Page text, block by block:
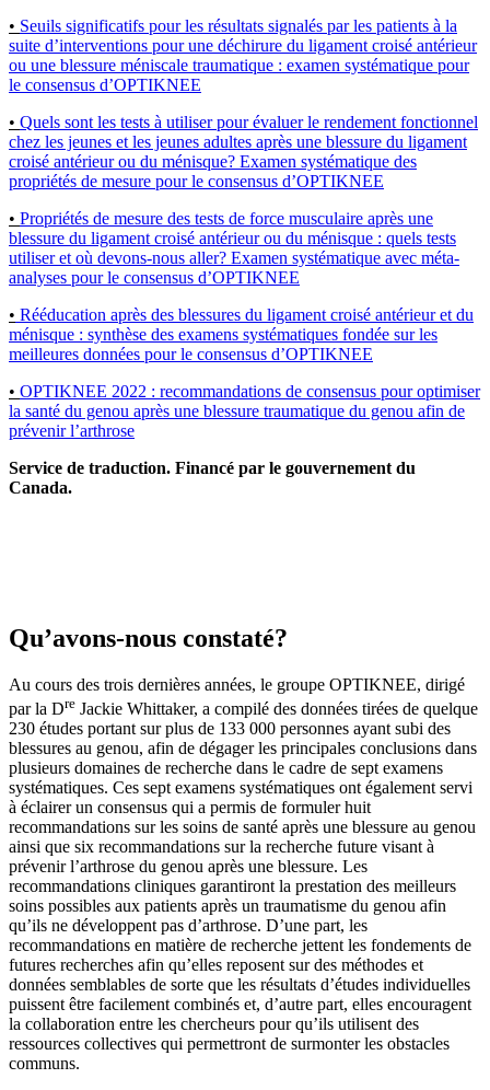
• Seuils significatifs pour les résultats signalés par les patients à la
suite d’interventions pour une déchirure du ligament croisé antérieur
ou une blessure méniscale traumatique : examen systématique pour
le consensus d’OPTIKNEE
• Quels sont les tests à utiliser pour évaluer le rendement fonctionnel
chez les jeunes et les jeunes adultes après une blessure du ligament
croisé antérieur ou du ménisque? Examen systématique des
propriétés de mesure pour le consensus d’OPTIKNEE
• Propriétés de mesure des tests de force musculaire après une
blessure du ligament croisé antérieur ou du ménisque : quels tests
utiliser et où devons-nous aller? Examen systématique avec méta-
analyses pour le consensus d’OPTIKNEE
• Rééducation après des blessures du ligament croisé antérieur et du
ménisque : synthèse des examens systématiques fondée sur les
meilleures données pour le consensus d’OPTIKNEE
• OPTIKNEE 2022 : recommandations de consensus pour optimiser
la santé du genou après une blessure traumatique du genou afin de
prévenir l’arthrose
Service de traduction. Financé par le gouvernement du
Canada.
Qu’avons-nous constaté?
Au cours des trois dernières années, le groupe OPTIKNEE, dirigé
par la Dre Jackie Whittaker, a compilé des données tirées de quelque
230 études portant sur plus de 133 000 personnes ayant subi des
blessures au genou, afin de dégager les principales conclusions dans
plusieurs domaines de recherche dans le cadre de sept examens
systématiques. Ces sept examens systématiques ont également servi
à éclairer un consensus qui a permis de formuler huit
recommandations sur les soins de santé après une blessure au genou
ainsi que six recommandations sur la recherche future visant à
prévenir l’arthrose du genou après une blessure. Les
recommandations cliniques garantiront la prestation des meilleurs
soins possibles aux patients après un traumatisme du genou afin
qu’ils ne développent pas d’arthrose. D’une part, les
recommandations en matière de recherche jettent les fondements de
futures recherches afin qu’elles reposent sur des méthodes et
données semblables de sorte que les résultats d’études individuelles
puissent être facilement combinés et, d’autre part, elles encouragent
la collaboration entre les chercheurs pour qu’ils utilisent des
ressources collectives qui permettront de surmonter les obstacles
communs.